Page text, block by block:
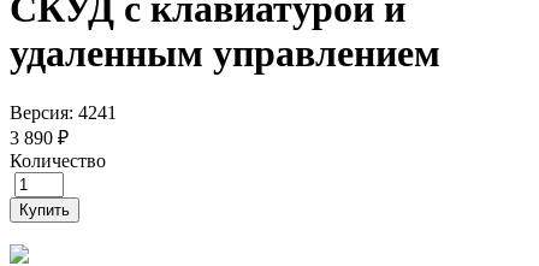
СКУД c клавиатурой и
удаленным управлением
Версия: 4241
3 890 ₽
Количество
Купить